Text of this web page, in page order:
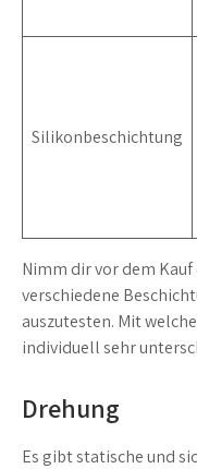
Silikonbeschichtung
Nimm dir vor dem
verschiedene
auszutesten. Mit
individuell sehr
Drehung
Es gibt statische und